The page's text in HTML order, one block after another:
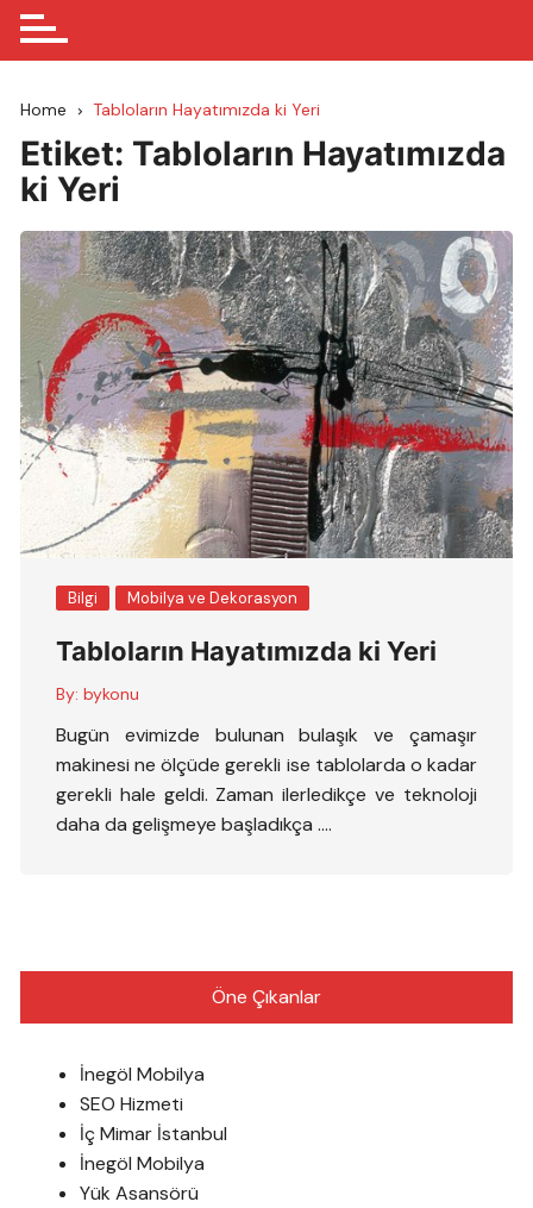
Home Tabloların Hayatımızda ki Yeri
Etiket: Tabloların Hayatımızda
ki Yeri
Bilgi Mobilya ve Dekorasyon
Tabloların Hayatımızda ki Yeri
By: bykonu
Bugün evimizde bulunan bulaşık ve çamaşır
makinesi ne ölçüde gerekli ise tablolarda o kadar
gerekli hale geldi. Zaman ilerledikçe ve teknoloji
daha da gelişmeye başladıkça ….
Öne Çıkanlar
İnegöl Mobilya
SEO Hizmeti
İç Mimar İstanbul
İnegöl Mobilya
Yük Asansörü